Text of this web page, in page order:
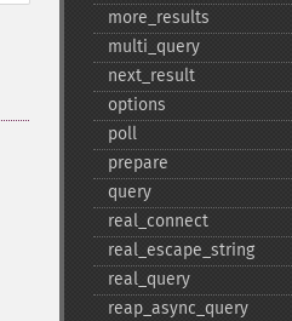
more_​results
multi_​query
next_​result
options
poll
prepare
query
real_​connect
real_​escape_​string
real_​query
reap_​async_​query